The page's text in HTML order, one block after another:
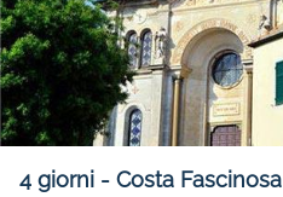
4 giorni - Costa Fascinosa